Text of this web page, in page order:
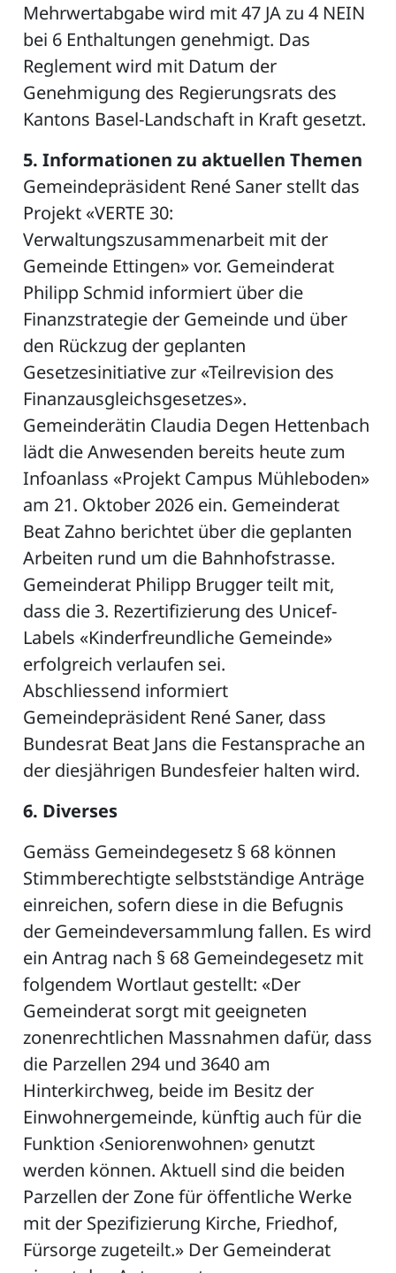
Mehrwertabgabe wird mit 47 JA zu 4 NEIN
bei 6 Enthaltungen genehmigt. Das
Reglement wird mit Datum der
Genehmigung des Regierungsrats des
Kantons Basel-Landschaft in Kraft gesetzt.
5. Informationen zu aktuellen Themen
Gemeindepräsident René Saner stellt das
Projekt «VERTE 30:
Verwaltungszusammenarbeit mit der
Gemeinde Ettingen» vor. Gemeinderat
Philipp Schmid informiert über die
Finanzstrategie der Gemeinde und über
den Rückzug der geplanten
Gesetzesinitiative zur «Teilrevision des
Finanzausgleichsgesetzes».
Gemeinderätin Claudia Degen Hettenbach
lädt die Anwesenden bereits heute zum
Infoanlass «Projekt Campus Mühleboden»
am 21. Oktober 2026 ein. Gemeinderat
Beat Zahno berichtet über die geplanten
Arbeiten rund um die Bahnhofstrasse.
Gemeinderat Philipp Brugger teilt mit,
dass die 3. Rezertifizierung des Unicef-
Labels «Kinderfreundliche Gemeinde»
erfolgreich verlaufen sei.
Abschliessend informiert
Gemeindepräsident René Saner, dass
Bundesrat Beat Jans die Festansprache an
der diesjährigen Bundesfeier halten wird.
6. Diverses
Gemäss Gemeindegesetz § 68 können
Stimmberechtigte selbstständige Anträge
einreichen, sofern diese in die Befugnis
der Gemeindeversammlung fallen. Es wird
ein Antrag nach § 68 Gemeindegesetz mit
folgendem Wortlaut gestellt: «Der
Gemeinderat sorgt mit geeigneten
zonenrechtlichen Massnahmen dafür, dass
die Parzellen 294 und 3640 am
Hinterkirchweg, beide im Besitz der
Einwohnergemeinde, künftig auch für die
Funktion ‹Seniorenwohnen› genutzt
werden können. Aktuell sind die beiden
Parzellen der Zone für öffentliche Werke
mit der Spezifizierung Kirche, Friedhof,
Fürsorge zugeteilt.» Der Gemeinderat